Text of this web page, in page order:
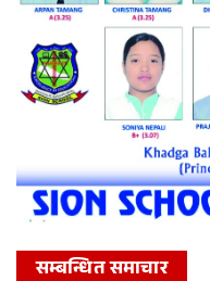
सम्बन्धित समाचार